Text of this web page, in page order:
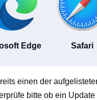
Edge Safari
einen der
bitte ob ein Update